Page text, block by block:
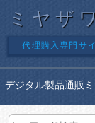
ミヤザ
代理購入専門サ
デジタル製品通販